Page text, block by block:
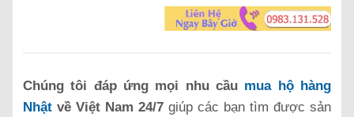
Chúng tôi đáp ứng mọi nhu cầu mua hộ hàng
Nhật về Việt Nam 24/7 giúp các bạn tìm được sản